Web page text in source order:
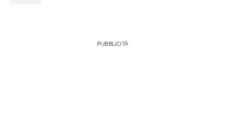
PUBBLICITÀ